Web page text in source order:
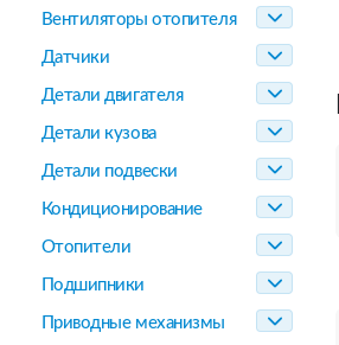
Вентиляторы отопителя
Датчики
Детали двигателя
Детали кузова
Детали подвески
Кондиционирование
Отопители
Подшипники
Приводные механизмы